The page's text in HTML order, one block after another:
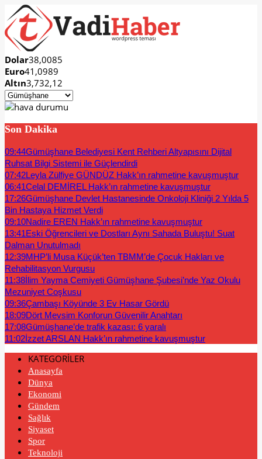
Dolar38,0085
Euro41,0989
Altın3,732,12
Son Dakika
09:44Gümüşhane Belediyesi Kent Rehberi Altyapısını Dijital
Ruhsat Bilgi Sistemi ile Güçlendirdi
07:42Leyla Zülfiye GÜNDÜZ Hakk’ın rahmetine kavuşmuştur
06:41Celal DEMİREL Hakk’ın rahmetine kavuşmuştur
17:26Gümüşhane Devlet Hastanesinde Onkoloji Kliniği 2 Yılda 5
Bin Hastaya Hizmet Verdi
09:10Nadire EREN Hakk’ın rahmetine kavuşmuştur
13:41Eski Öğrencileri ve Dostları Aynı Sahada Buluştu! Suat
Dalman Unutulmadı
12:39MHP’li Musa Küçük’ten TBMM’de Çocuk Hakları ve
Rehabilitasyon Vurgusu
11:38İlim Yayma Cemiyeti Gümüşhane Şubesi’nde Yaz Okulu
Mezuniyet Coşkusu
09:36Çambaşı Köyünde 3 Ev Hasar Gördü
18:09Dört Mevsim Konforun Güvenilir Anahtarı
17:08Gümüşhane’de trafik kazası: 6 yaralı
11:02İzzet ARSLAN Hakk’ın rahmetine kavuşmuştur
KATEGORİLER
Anasayfa
Dünya
Ekonomi
Gündem
Sağlık
Siyaset
Spor
Teknoloji